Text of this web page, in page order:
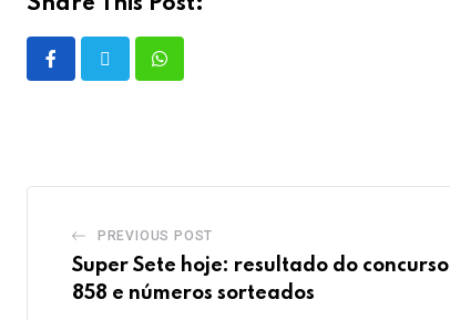
PREVIOUS POST
Super Sete hoje: resultado do concurso
858 e números sorteados